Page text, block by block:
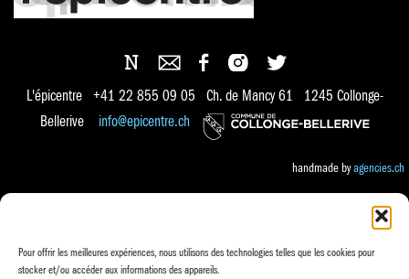
Pour offrir les meilleures expériences, nous utilisons des technologies telles que les cookies pour
stocker et/ou accéder aux informations des appareils.
L'épicentre +41 22 855 09 05 Ch. de Mancy 61 1245 Collonge-
Bellerive info@epicentre.ch
handmade byagencies.ch